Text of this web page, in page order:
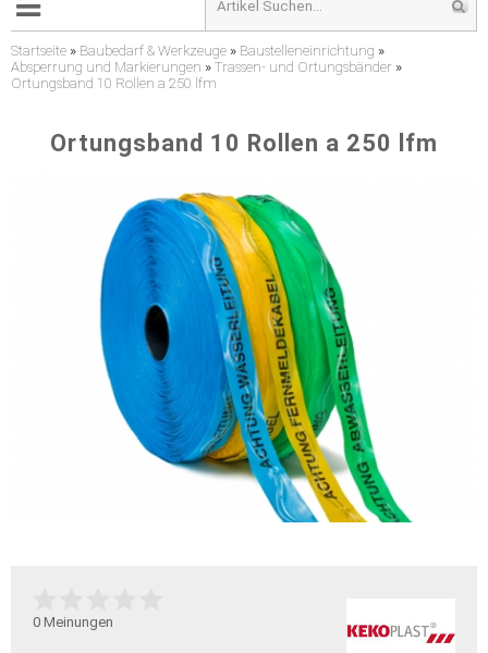
Startseite » Baubedarf & Werkzeuge » Baustelleneinrichtung »
Absperrung und Markierungen » Trassen- und Ortungsbänder »
Ortungsband 10 Rollen a 250 lfm
Ortungsband 10 Rollen a 250 lfm
0 Meinungen